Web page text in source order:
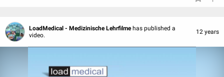
LoadMedical - Medizinische Lehrfilme has published a
video.
12 years